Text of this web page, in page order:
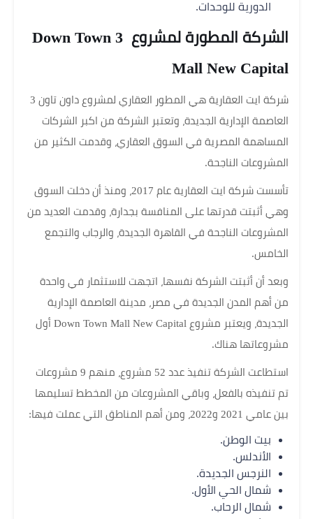
الدورية للوحدات.
الشركة المطورة لمشروع Down Town 3
Mall New Capital
شركة ايت العقارية هي المطور العقاري لمشروع داون تاون 3
العاصمة الإدارية الجديدة، وتعتبر الشركة من اكبر الشركات
المساهمة المصرية في السوق العقاري، وقدمت الكثير من
المشروعات الناجحة.
تأسست شركة ايت العقارية عام 2017، ومنذ أن دخلت السوق
وهي أثبتت قدرتها على المنافسة بجدارة، وقدمت العديد من
المشروعات الناجحة في القاهرة الجديدة، والرجاب والتجمع
الخامس.
وبعد أن أثبتت الشركة نفسها، اتجهت للاستثمار في واحدة
من أهم المدن الجديدة في مصر، مدينة العاصمة الإدارية
الجديدة، ويعتبر مشروع Down Town Mall New Capital أول
مشروعاتها هناك.
استطاعت الشركة تنفيذ عدد 52 مشروع، منهم 9 مشروعات
تم تنفيذه بالفعل، وباقي المشروعات من المخطط تسليمها
بين عامي 2021 و2022، ومن أهم المناطق التي عملت فيها:
بيت الوطن.
الأندلس.
النرجس الجديدة.
شمال الحي الأول.
شمال الرحاب.